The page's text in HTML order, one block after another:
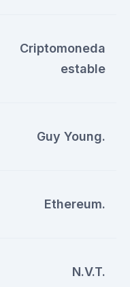
Criptomoneda
estable
Guy Young.
Ethereum.
N.V.T.